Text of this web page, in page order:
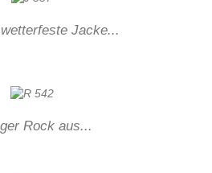
Jacke...
Rock aus...